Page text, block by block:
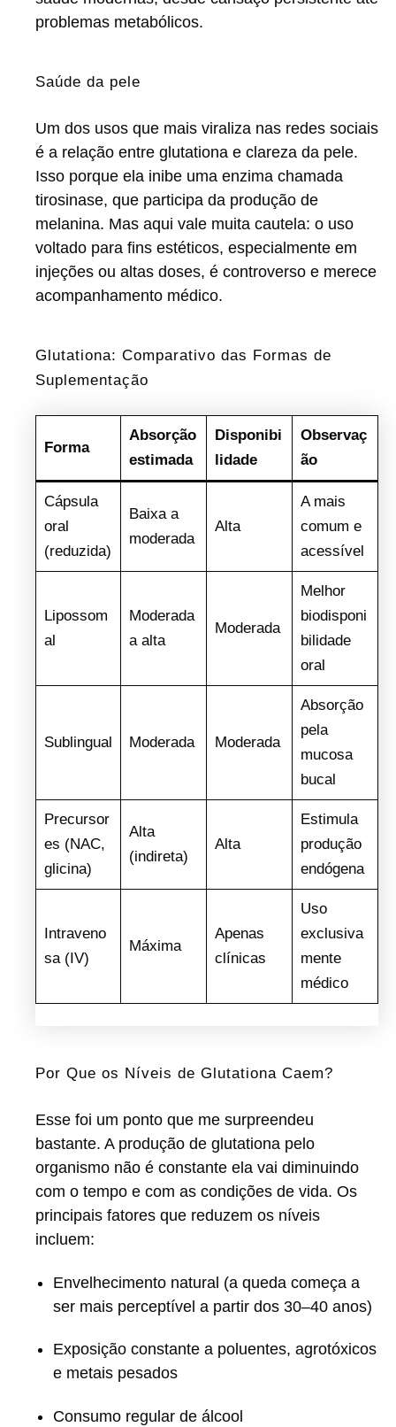
problemas metabólicos.
Saúde da pele
Um dos usos que mais viraliza nas redes sociais
é a relação entre glutationa e clareza da pele.
Isso porque ela inibe uma enzima chamada
tirosinase, que participa da produção de
melanina. Mas aqui vale muita cautela: o uso
voltado para fins estéticos, especialmente em
injeções ou altas doses, é controverso e merece
acompanhamento médico.
Glutationa: Comparativo das Formas de
Suplementação
Forma
Absorção
estimada
Disponibi
lidade
Observaç
ão
Cápsula
oral
(reduzida)
Baixa a
moderada
Alta
A mais
comum e
acessível
Lipossom
al
Moderada
a alta
Moderada
Melhor
biodisponi
bilidade
oral
Sublingual Moderada Moderada
Absorção
pela
mucosa
bucal
Precursor
es (NAC,
glicina)
Alta
(indireta)
Alta
Estimula
produção
endógena
Intraveno
sa (IV)
Máxima
Apenas
clínicas
Uso
exclusiva
mente
médico
Por Que os Níveis de Glutationa Caem?
Esse foi um ponto que me surpreendeu
bastante. A produção de glutationa pelo
organismo não é constante ela vai diminuindo
com o tempo e com as condições de vida. Os
principais fatores que reduzem os níveis
incluem:
Envelhecimento natural (a queda começa a
ser mais perceptível a partir dos 30–40 anos)
Exposição constante a poluentes, agrotóxicos
e metais pesados
Consumo regular de álcool